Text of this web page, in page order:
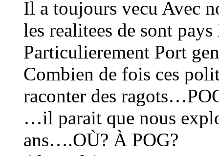
Il a toujours vecu Avec
les realitees de sont
Particulierement Port
Combien de fois ces
raconter des
…il parait que nous
ans….OÙ? À POG?